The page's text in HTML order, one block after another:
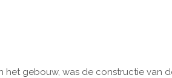
het gebouw, was de constructie van